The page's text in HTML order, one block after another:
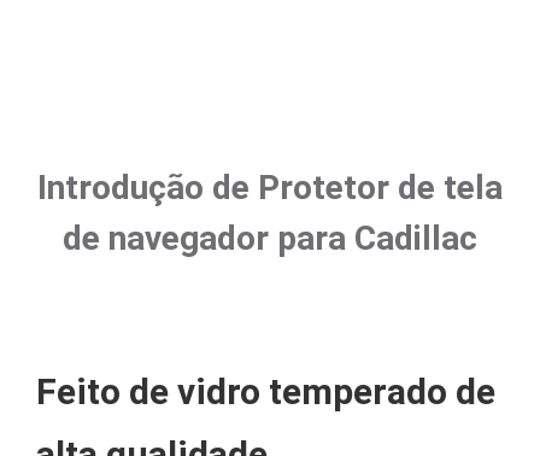
Introdução de Protetor de tela
de navegador para Cadillac
Feito de vidro temperado de